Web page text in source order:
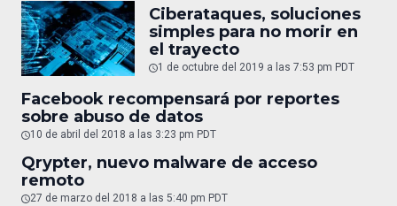
Ciberataques, soluciones
simples para no morir en
el trayecto
1 de octubre del 2019 a las 7:53 pm PDT
Facebook recompensará por reportes
sobre abuso de datos
10 de abril del 2018 a las 3:23 pm PDT
Qrypter, nuevo malware de acceso
remoto
27 de marzo del 2018 a las 5:40 pm PDT